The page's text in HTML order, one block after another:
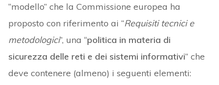
“modello” che la Commissione europea ha
proposto con riferimento ai “Requisiti tecnici e
metodologici”, una “politica in materia di
sicurezza delle reti e dei sistemi informativi” che
deve contenere (almeno) i seguenti elementi: